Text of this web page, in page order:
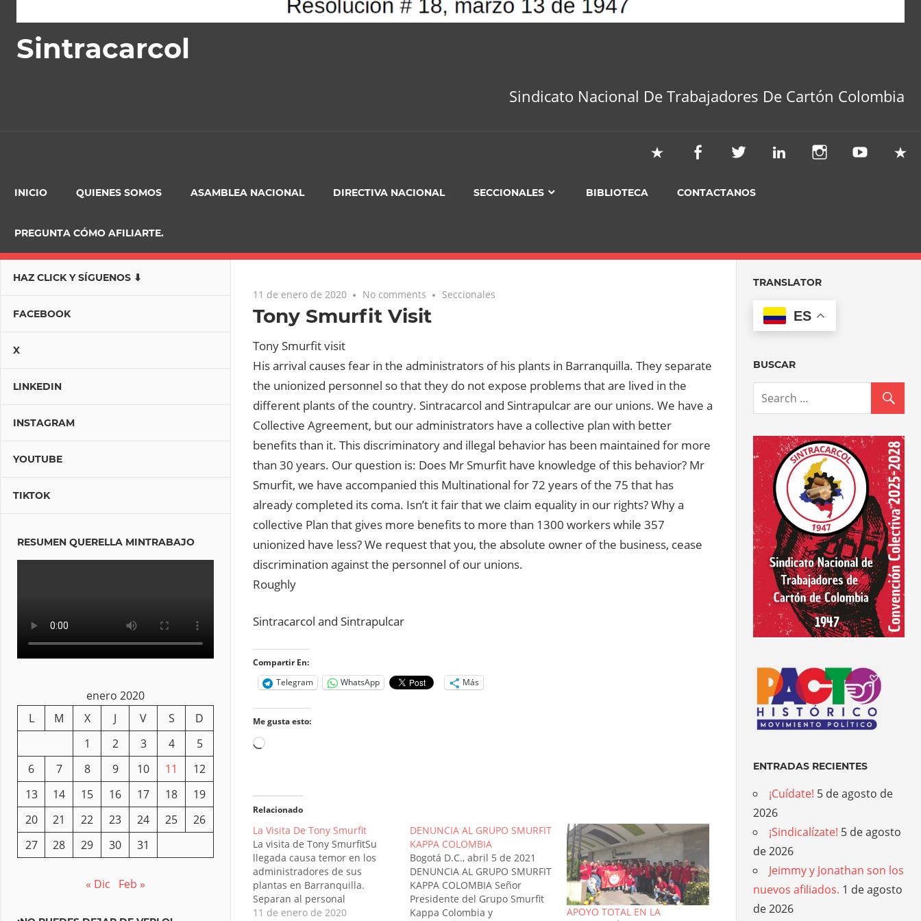
Sintracarcol
Sindicato Nacional De Trabajadores De Cartón Colombia
INICIO QUIENES SOMOS ASAMBLEA NACIONAL DIRECTIVA NACIONAL SECCIONALES BIBLIOTECA CONTACTANOS
PREGUNTA CÓMO AFILIARTE.
11 de enero de 2020 No comments Seccionales
Tony Smurfit Visit
Tony Smurfit visit
His arrival causes fear in the administrators of his plants in Barranquilla. They separate
the unionized personnel so that they do not expose problems that are lived in the
different plants of the country. Sintracarcol and Sintrapulcar are our unions. We have a
Collective Agreement, but our administrators have a collective plan with better
benefits than it. This discriminatory and illegal behavior has been maintained for more
than 30 years. Our question is: Does Mr Smurfit have knowledge of this behavior? Mr
Smurfit, we have accompanied this Multinational for 72 years of the 75 that has
already completed its coma. Isn’t it fair that we claim equality in our rights? Why a
collective Plan that gives more benefits to more than 1300 workers while 357
unionized have less? We request that you, the absolute owner of the business, cease
discrimination against the personnel of our unions.
Roughly
Sintracarcol and Sintrapulcar
Compartir En:
Telegram
WhatsApp Más
Me gusta esto:
Cargando...
Relacionado
La Visita De Tony Smurfit
La visita de Tony SmurfitSu
llegada causa temor en los
administradores de sus
plantas en Barranquilla.
Separan al personal
sindicalizado para que no
11 de enero de 2020
DENUNCIA AL GRUPO SMURFIT
KAPPA COLOMBIA
Bogotá D.C., abril 5 de 2021
DENUNCIA AL GRUPO SMURFIT
KAPPA COLOMBIA Señor
Presidente del Grupo Smurfit
Kappa Colombia y
APOYO TOTAL EN LA
HAZ CLICK Y SÍGUENOS ⬇
FACEBOOK
X
LINKEDIN
INSTAGRAM
YOUTUBE
TIKTOK
RESUMEN QUERELLA MINTRABAJO
enero 2020
L
M X J V S
D
1
2 3 4
5
6
7 8 9 10 11
12
13
14 15 16 17 18
19
20
21 22 23 24 25
26
27
28 29 30 31
« Dic Feb »
TRANSLATOR
ES
BUSCAR
ENTRADAS RECIENTES
¡Cuídate! 5 de agosto de
2026
¡Sindicalízate! 5 de agosto
de 2026
Jeimmy y Jonathan son los
nuevos afiliados. 1 de agosto
de 2026